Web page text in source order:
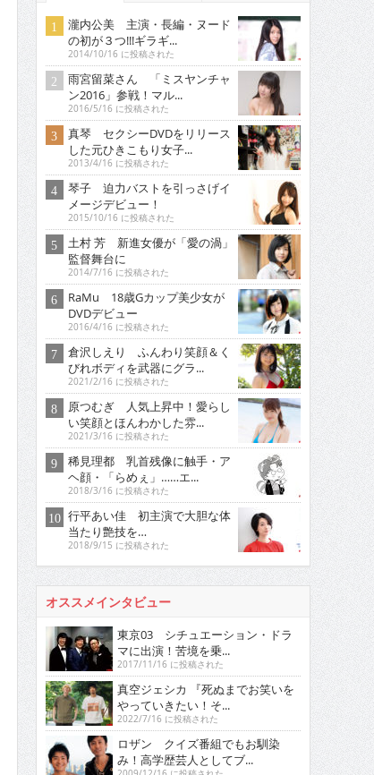
瀧内公美 主演・長編・ヌード
の初が３つ!!!ギラギ...
2014/10/16 に投稿された
雨宮留菜さん 「ミスヤンチャ
ン2016」参戦！マル...
2016/5/16 に投稿された
真琴 セクシーDVDをリリース
した元ひきこもり女子...
2013/4/16 に投稿された
琴子 迫力バストを引っさげイ
メージデビュー！
2015/10/16 に投稿された
土村 芳 新進女優が「愛の渦」
監督舞台に
2014/7/16 に投稿された
RaMu 18歳Gカップ美少女が
DVDデビュー
2016/4/16 に投稿された
倉沢しえり ふんわり笑顔＆く
びれボディを武器にグラ...
2021/2/16 に投稿された
原つむぎ 人気上昇中！愛らし
い笑顔とほんわかした雰...
2021/3/16 に投稿された
稀見理都 乳首残像に触手・ア
ヘ顔・「らめぇ」……エ...
2018/3/16 に投稿された
行平あい佳 初主演で大胆な体
当たり艶技を…
2018/9/15 に投稿された
オススメインタビュー
東京03 シチュエーション・ドラ
マに出演！苦境を乗...
2017/11/16 に投稿された
真空ジェシカ 『死ぬまでお笑いを
やっていきたい！そ...
2022/7/16 に投稿された
ロザン クイズ番組でもお馴染
み！高学歴芸人としてブ...